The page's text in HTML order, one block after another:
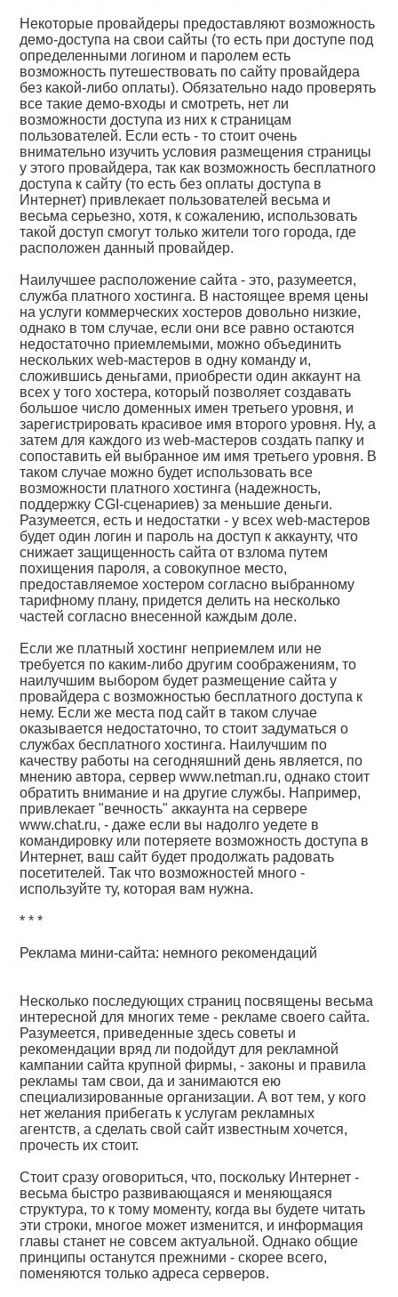
Некоторые провайдеры предоставляют возможность
демо-доступа на свои сайты (то есть при доступе под
определенными логином и паролем есть
возможность путешествовать по сайту провайдера
без какой-либо оплаты). Обязательно надо проверять
все такие демо-входы и смотреть, нет ли
возможности доступа из них к страницам
пользователей. Если есть - то стоит очень
внимательно изучить условия размещения страницы
у этого провайдера, так как возможность бесплатного
доступа к сайту (то есть без оплаты доступа в
Интернет) привлекает пользователей весьма и
весьма серьезно, хотя, к сожалению, использовать
такой доступ смогут только жители того города, где
расположен данный провайдер.
Наилучшее расположение сайта - это, разумеется,
служба платного хостинга. В настоящее время цены
на услуги коммерческих хостеров довольно низкие,
однако в том случае, если они все равно остаются
недостаточно приемлемыми, можно объединить
нескольких web-мастеров в одну команду и,
сложившись деньгами, приобрести один аккаунт на
всех у того хостера, который позволяет создавать
большое число доменных имен третьего уровня, и
зарегистрировать красивое имя второго уровня. Ну, а
затем для каждого из web-мастеров создать папку и
сопоставить ей выбранное им имя третьего уровня. В
таком случае можно будет использовать все
возможности платного хостинга (надежность,
поддержку CGI-сценариев) за меньшие деньги.
Разумеется, есть и недостатки - у всех web-мастеров
будет один логин и пароль на доступ к аккаунту, что
снижает защищенность сайта от взлома путем
похищения пароля, а совокупное место,
предоставляемое хостером согласно выбранному
тарифному плану, придется делить на несколько
частей согласно внесенной каждым доле.
Если же платный хостинг неприемлем или не
требуется по каким-либо другим соображениям, то
наилучшим выбором будет размещение сайта у
провайдера с возможностью бесплатного доступа к
нему. Если же места под сайт в таком случае
оказывается недостаточно, то стоит задуматься о
службах бесплатного хостинга. Наилучшим по
качеству работы на сегодняшний день является, по
мнению автора, сервер www.netman.ru, однако стоит
обратить внимание и на другие службы. Например,
привлекает "вечность" аккаунта на сервере
www.chat.ru, - даже если вы надолго уедете в
командировку или потеряете возможность доступа в
Интернет, ваш сайт будет продолжать радовать
посетителей. Так что возможностей много -
используйте ту, которая вам нужна.
* * *
Реклама мини-сайта: немного рекомендаций
Несколько последующих страниц посвящены весьма
интересной для многих теме - рекламе своего сайта.
Разумеется, приведенные здесь советы и
рекомендации вряд ли подойдут для рекламной
кампании сайта крупной фирмы, - законы и правила
рекламы там свои, да и занимаются ею
специализированные организации. А вот тем, у кого
нет желания прибегать к услугам рекламных
агентств, а сделать свой сайт известным хочется,
прочесть их стоит.
Стоит сразу оговориться, что, поскольку Интернет -
весьма быстро развивающаяся и меняющаяся
структура, то к тому моменту, когда вы будете читать
эти строки, многое может изменится, и информация
главы станет не совсем актуальной. Однако общие
принципы останутся прежними - скорее всего,
поменяются только адреса серверов.